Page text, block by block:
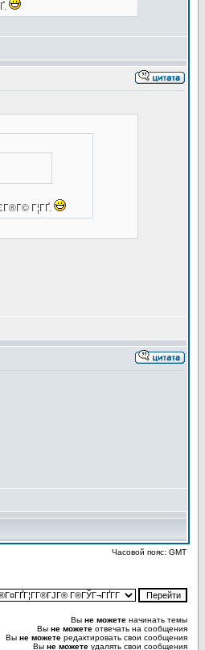
Г¦ГҐ.
Часовой пояс: GMT
Вы не можете начинать темы
Вы не можете отвечать на сообщения
Вы не можете редактировать свои сообщения
Вы не можете удалять свои сообщения